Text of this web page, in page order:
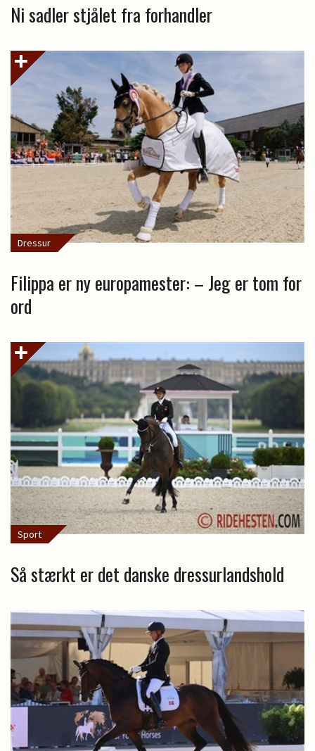
Ni sadler stjålet fra forhandler
Dressur
Filippa er ny europamester: – Jeg er tom for
ord
Sport
Så stærkt er det danske dressurlandshold